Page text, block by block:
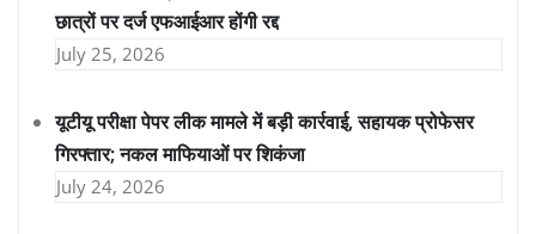
छात्रों पर दर्ज एफआईआर होंगी रद्द
July 25, 2026
यूटीयू परीक्षा पेपर लीक मामले में बड़ी कार्रवाई, सहायक प्रोफेसर
गिरफ्तार; नकल माफियाओं पर शिकंजा
July 24, 2026